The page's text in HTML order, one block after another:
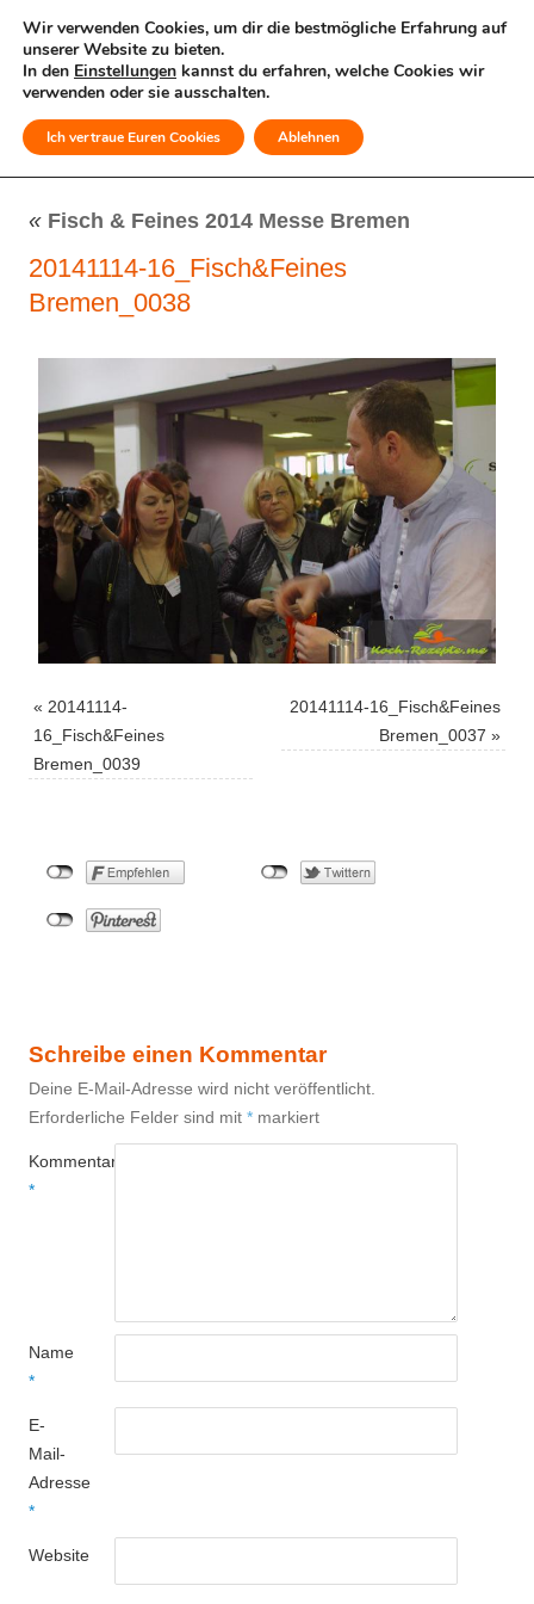
MENÜ
« Fisch & Feines 2014 Messe Bremen
20141114-16_Fisch&Feines
Bremen_0038
« 20141114-
16_Fisch&Feines
Bremen_0039
20141114-16_Fisch&Feines
Bremen_0037 »
Schreibe einen Kommentar
Deine E-Mail-Adresse wird nicht veröffentlicht.
Erforderliche Felder sind mit * markiert
Kommentar
*
Name
*
E-
Mail-
Adresse
*
Website
Wir verwenden Cookies, um dir die bestmögliche Erfahrung auf
unserer Website zu bieten.
In den Einstellungen kannst du erfahren, welche Cookies wir
verwenden oder sie ausschalten.
Ich vertraue Euren Cookies Ablehnen